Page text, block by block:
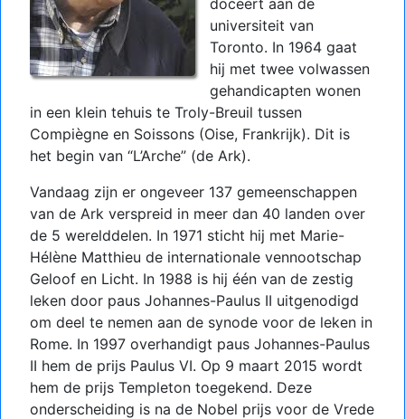
doceert aan de
universiteit van
Toronto. In 1964 gaat
hij met twee volwassen
gehandicapten wonen
in een klein tehuis te Troly-Breuil tussen
Compiègne en Soissons (Oise, Frankrijk). Dit is
het begin van “L’Arche” (de Ark).
Vandaag zijn er ongeveer 137 gemeenschappen
van de Ark verspreid in meer dan 40 landen over
de 5 werelddelen. In 1971 sticht hij met Marie-
Hélène Matthieu de internationale vennootschap
Geloof en Licht. In 1988 is hij één van de zestig
leken door paus Johannes-Paulus II uitgenodigd
om deel te nemen aan de synode voor de leken in
Rome. In 1997 overhandigt paus Johannes-Paulus
II hem de prijs Paulus VI. Op 9 maart 2015 wordt
hem de prijs Templeton toegekend. Deze
onderscheiding is na de Nobel prijs voor de Vrede